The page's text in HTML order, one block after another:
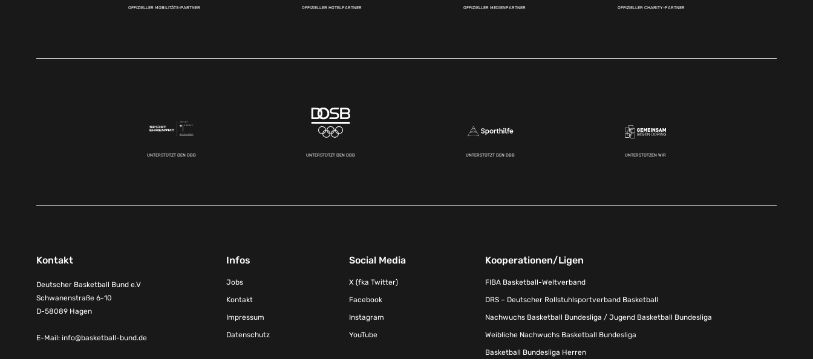
OFFIZIELLER MOBILITÄTS-PARTNER OFFIZIELLER HOTELPARTNER OFFIZIELLER MEDIENPARTNER OFFIZIELLER CHARITY-PARTNER
UNTERSTÜTZT DEN DBB UNTERSTÜTZT DEN DBB UNTERSTÜTZT DEN DBB UNTERSTÜTZEN WIR
Kontakt
Deutscher Basketball Bund e.V
Schwanenstraße 6-10
D-58089 Hagen
E-Mail: info@basketball-bund.de
Infos
Jobs
Kontakt
Impressum
Datenschutz
Social Media
X (fka Twitter)
Facebook
Instagram
YouTube
Kooperationen/Ligen
FIBA Basketball-Weltverband
DRS – Deutscher Rollstuhlsportverband Basketball
Nachwuchs Basketball Bundesliga / Jugend Basketball Bundesliga
Weibliche Nachwuchs Basketball Bundesliga
Basketball Bundesliga Herren